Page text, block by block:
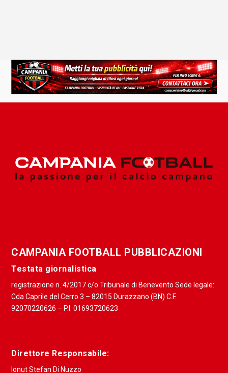
CAMPANIA FOOTBALL PUBBLICAZIONI
Testata giornalistica
registrazione n. 4/2017 c/o Tribunale di Benevento Sede legale:
Cda Caprile del Cerro 3 – 82015 Durazzano (BN) C.F.
92070220626 – P.I. 01693720623
Direttore Responsabile:
Ionut Stefan Di Nuzzo